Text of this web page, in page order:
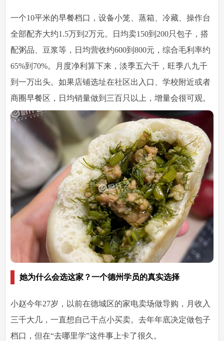
一个10平米的早餐档口，设备小笼、蒸箱、冷藏、操作台
全部配齐大约1.5万到2万元。日均卖150到200只包子，搭
配粥品、豆浆等，日均营收约600到800元，综合毛利率约
65%到70%。月度净利算下来，淡季五六千，旺季八九千
到一万出头。如果店铺选址在社区出入口、学校附近或者
商圈早餐区，日均销量做到三百只以上，增量会很可观。
她为什么会选这家？一个德州学员的真实选择
小赵今年27岁，以前在德城区的家电卖场做导购，月收入
三千大几，一直想自己干点小买卖。去年年底决定做包子
档口，但在“去哪里学”这件事上卡了很久。